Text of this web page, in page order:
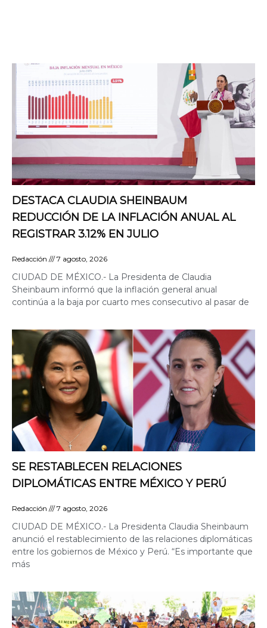
DESTACA CLAUDIA SHEINBAUM
REDUCCIÓN DE LA INFLACIÓN ANUAL AL
REGISTRAR 3.12% EN JULIO
Redacción 7 agosto, 2026
CIUDAD DE MÉXICO.- La Presidenta de Claudia
Sheinbaum informó que la inflación general anual
continúa a la baja por cuarto mes consecutivo al pasar de
SE RESTABLECEN RELACIONES
DIPLOMÁTICAS ENTRE MÉXICO Y PERÚ
Redacción 7 agosto, 2026
CIUDAD DE MÉXICO.- La Presidenta Claudia Sheinbaum
anunció el restablecimiento de las relaciones diplomáticas
entre los gobiernos de México y Perú. “Es importante que
más